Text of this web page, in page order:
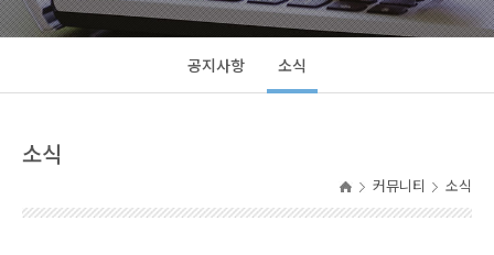
공지사항 소식
소식
커뮤니티 소식